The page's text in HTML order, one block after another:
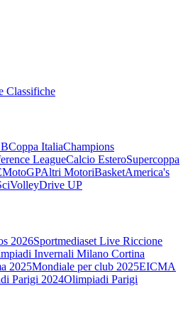
Classifiche
Coppa ItaliaChampions
LeagueCalcio EsteroSupercoppa
MotoGPAltri MotoriBasketAmerica's
VolleyDrive UP
2026Sportmediaset Live Riccione
Invernali Milano Cortina
2025Mondiale per club 2025EICMA
Parigi 2024Olimpiadi Parigi